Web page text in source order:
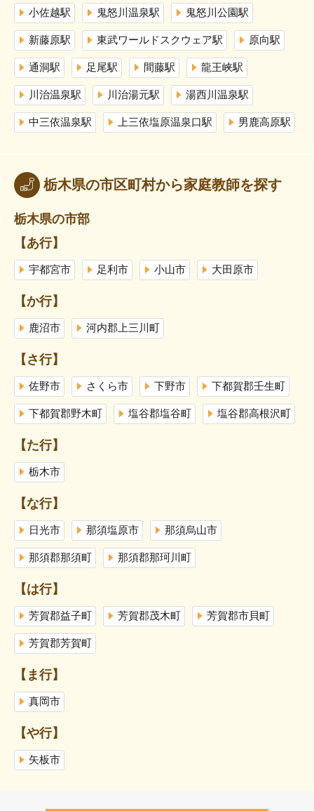
小佐越駅 鬼怒川温泉駅 鬼怒川公園駅
新藤原駅 東武ワールドスクウェア駅 原向駅
通洞駅 足尾駅 間藤駅 龍王峡駅
川治温泉駅 川治湯元駅 湯西川温泉駅
中三依温泉駅 上三依塩原温泉口駅 男鹿高原駅
栃木県の市区町村から家庭教師を探す
栃木県の市部
【あ行】
宇都宮市 足利市 小山市 大田原市
【か行】
鹿沼市 河内郡上三川町
【さ行】
佐野市 さくら市 下野市 下都賀郡壬生町
下都賀郡野木町 塩谷郡塩谷町 塩谷郡高根沢町
【た行】
栃木市
【な行】
日光市 那須塩原市 那須烏山市
那須郡那須町 那須郡那珂川町
【は行】
芳賀郡益子町 芳賀郡茂木町 芳賀郡市貝町
芳賀郡芳賀町
【ま行】
真岡市
【や行】
矢板市